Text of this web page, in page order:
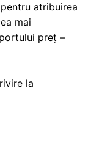
atribuirea
mai
preț –
la